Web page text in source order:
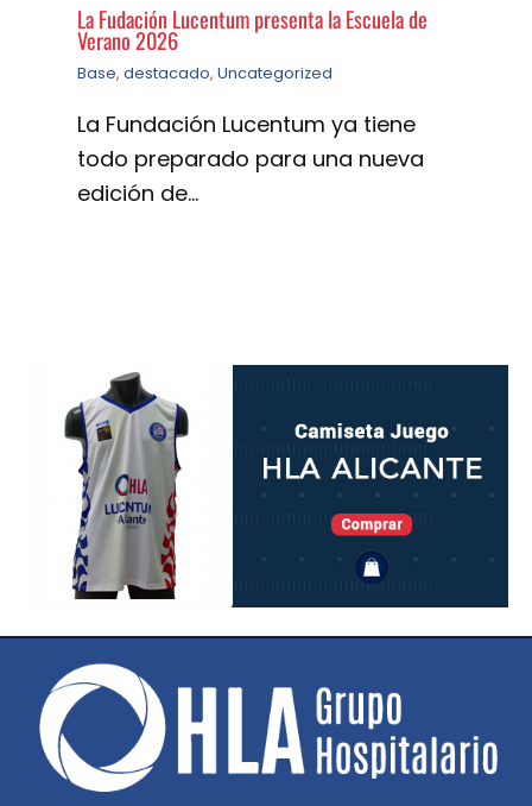
La Fudación Lucentum presenta la Escuela de
Verano 2026
Base, destacado, Uncategorized
La Fundación Lucentum ya tiene
todo preparado para una nueva
edición de…